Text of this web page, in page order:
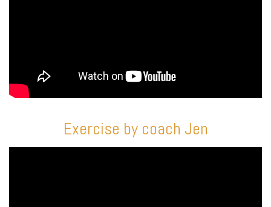
Exercise by coach Jen